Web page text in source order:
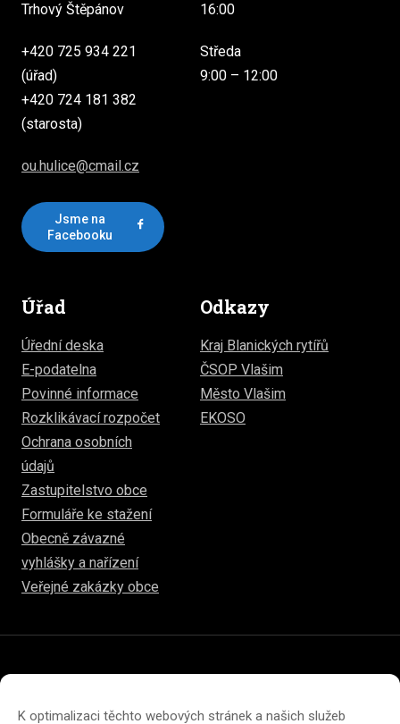
K optimalizaci těchto webových stránek a našich služeb
Trhový Štěpánov
+420 725 934 221
(úřad)
+420 724 181 382
(starosta)
ou.hulice@cmail.cz
Jsme na
Facebooku
16:00
Středa
9:00 – 12:00
Úřad
Úřední deska
E-podatelna
Povinné informace
Rozklikávací rozpočet
Ochrana osobních
údajů
Zastupitelstvo obce
Formuláře ke stažení
Obecně závazné
vyhlášky a nařízení
Veřejné zakázky obce
Odkazy
Kraj Blanických rytířů
ČSOP Vlašim
Město Vlašim
EKOSO
Prohlášení o přístupnosti Prohlášení o ochraně soukromí